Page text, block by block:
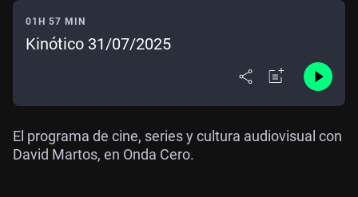
01H 57 MIN
Kinótico 31/07/2025
El programa de cine, series y cultura audiovisual con
David Martos, en Onda Cero.